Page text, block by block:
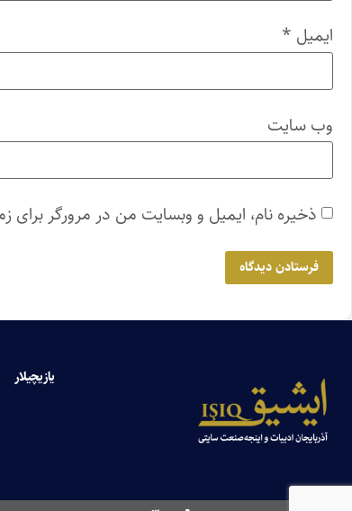
ایمیل *
وب‌ سایت
ذخیره نام، ایمیل و وبسایت من در مرورگر برای
یازیچیلار